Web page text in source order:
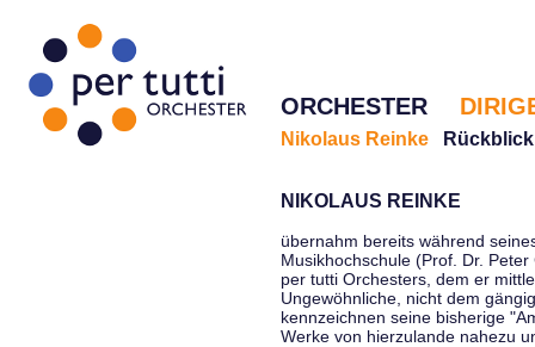
ORCHESTER
Nikolaus Reinke Rückblick
NIKOLAUS REINKE
übernahm bereits während
Musikhochschule (Prof. Dr.
per tutti Orchesters, dem er
Ungewöhnliche, nicht dem
kennzeichnen seine bisherige
Werke von hierzulande nahezu